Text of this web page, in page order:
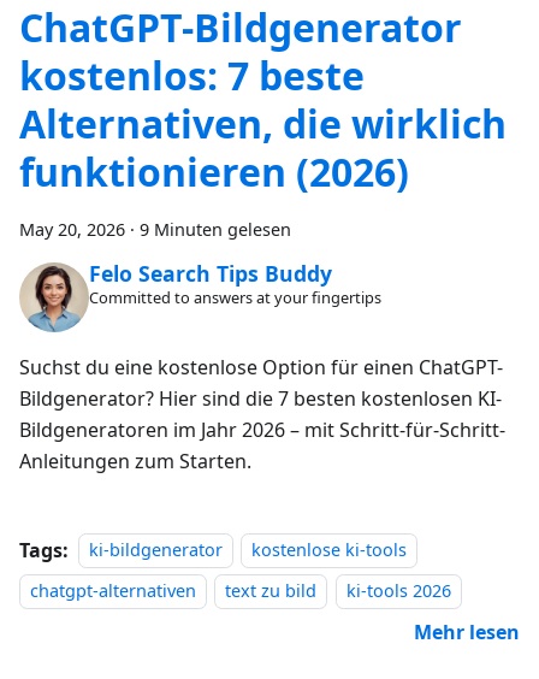
ChatGPT-Bildgenerator
kostenlos: 7 beste
Alternativen, die wirklich
funktionieren (2026)
May 20, 2026 · 9 Minuten gelesen
Felo Search Tips Buddy
Committed to answers at your fingertips
Suchst du eine kostenlose Option für einen ChatGPT-
Bildgenerator? Hier sind die 7 besten kostenlosen KI-
Bildgeneratoren im Jahr 2026 – mit Schritt-für-Schritt-
Anleitungen zum Starten.
Tags: ki-bildgenerator
kostenlose ki-tools
chatgpt-alternativen
text zu bild ki-tools 2026
Mehr lesen